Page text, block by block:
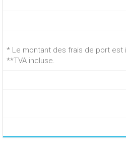
* Le montant des frais de port est
**TVA incluse.